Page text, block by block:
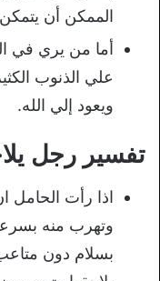
الممكن أن
أما من يري في
علي الذنوب
ويعود إلي الله.
تفسير رجل
اذا رأت
وتهرب منه
بسلام دون